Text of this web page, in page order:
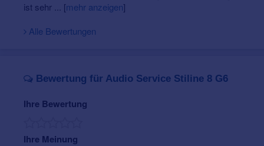
PreiseundZuzahlung der Krankenkassen
ist sehr ... [mehr anzeigen]
Alle Bewertungen
Bewertung für Audio Service Stiline 8 G6
Ihre Bewertung
Ihre Meinung